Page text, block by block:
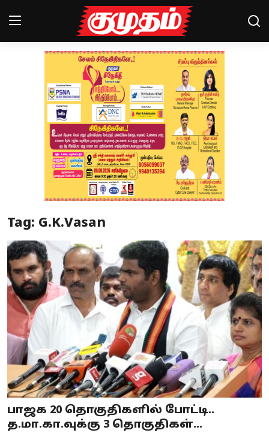
Magazines
Special Story
Business
Crime
Tamilnadu
National
World
Astrology
Tag: G.K.Vasan
பாஜக 20 தொகுதிகளில் போட்டி..
த.மா.கா.வுக்கு 3 தொகுதிகள்...